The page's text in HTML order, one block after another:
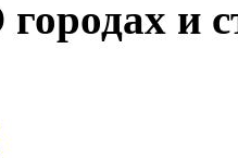
городах и